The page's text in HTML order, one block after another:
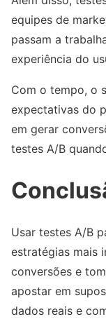
equipes de
passam a
experiência do
Com o tempo, o
expectativas do
em gerar
testes A/B
Usar testes A/B
estratégias mais
conversões e
apostar em
dados reais e